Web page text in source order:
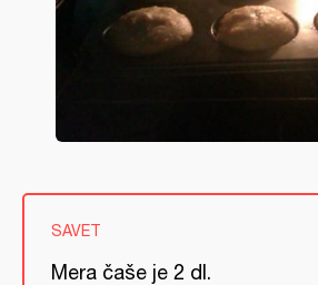
SAVET
Mera čaše je 2 dl.